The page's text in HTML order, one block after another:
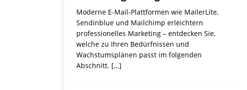
Moderne E-Mail-Plattformen wie MailerLite,
Sendinblue und Mailchimp erleichtern
professionelles Marketing – entdecken Sie,
welche zu Ihren Bedürfnissen und
Wachstumsplänen passt im folgenden
Abschnitt. […]